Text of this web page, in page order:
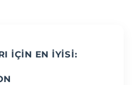
İÇIN EN İYISI: